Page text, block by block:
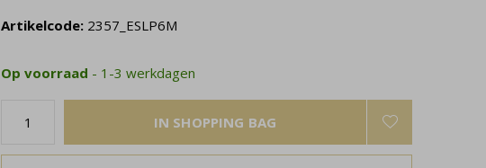
Artikelcode: 2357_ESLP6M
Op voorraad - 1-3 werkdagen
IN SHOPPING BAG